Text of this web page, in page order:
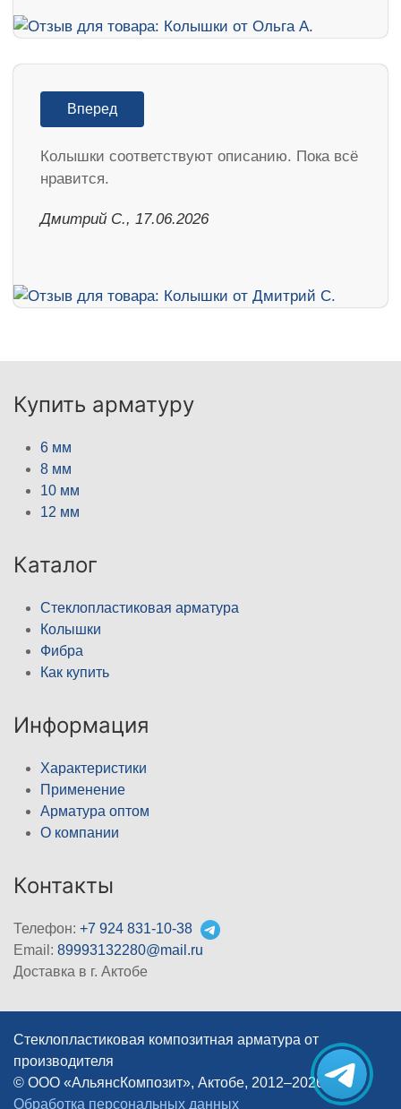
Вперед
Колышки соответствуют описанию. Пока всё
нравится.
Дмитрий С., 17.06.2026
Купить арматуру
6 мм
8 мм
10 мм
12 мм
Каталог
Стеклопластиковая арматура
Колышки
Фибра
Как купить
Информация
Характеристики
Применение
Арматура оптом
О компании
Контакты
Телефон: +7 924 831-10-38
Email: 89993132280@mail.ru
Доставка в г. Актобе
Стеклопластиковая композитная арматура от
производителя
© ООО «АльянсКомпозит», Актобе, 2012–2026
|
Обработка персональных данных